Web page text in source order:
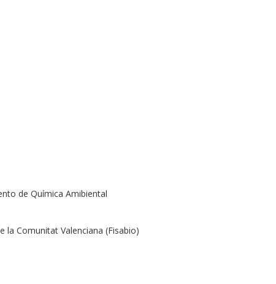
de Química Amibiental
la Comunitat Valenciana (Fisabio)